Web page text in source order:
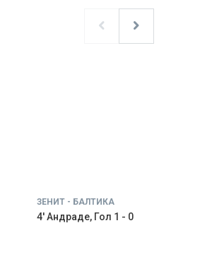
ЗЕНИТ - БАЛТИКА
4' Андраде, Гол 1 - 0